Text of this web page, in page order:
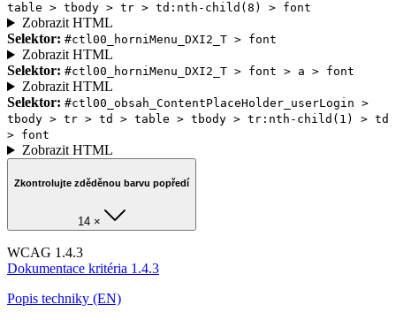
table > tbody > tr > td:nth-child(8) > font
Zobrazit HTML
Selektor: #ctl00_horniMenu_DXI2_T > font
Zobrazit HTML
Selektor: #ctl00_horniMenu_DXI2_T > font > a > font
Zobrazit HTML
Selektor: #ctl00_obsah_ContentPlaceHolder_userLogin >
tbody > tr > td > table > tbody > tr:nth-child(1) > td
> font
Zobrazit HTML
Zkontrolujte zděděnou barvu popředí
14 ×
WCAG 1.4.3
Dokumentace kritéria 1.4.3
Popis techniky (EN)